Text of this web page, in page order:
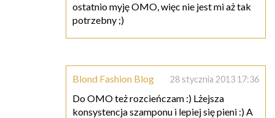
ostatnio myję OMO, więc nie jest mi aż tak
potrzebny ;)
Blond Fashion Blog 28 stycznia 2013 17:36
Do OMO też rozcieńczam :) Lżejsza
konsystencja szamponu i lepiej się pieni :) A